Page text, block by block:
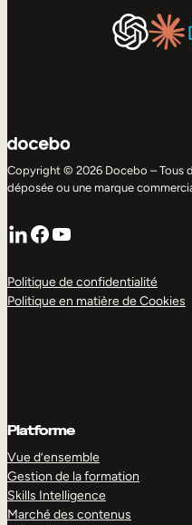
Copyright © 2026 Docebo – Tous
déposée ou une marque
LinkedIn
Facebook
YouTube
Politique de confidentialité
Politique en matière de Cookies
Platforme
Vue d’ensemble
Gestion de la formation
Skills Intelligence
Marché des contenus